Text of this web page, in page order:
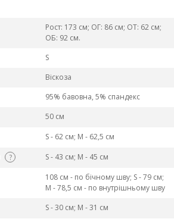
Рост: 173 см; ОГ: 86 см; ОТ: 62 см;
ОБ: 92 см.
S
Віскоза
95% бавовна, 5% спандекс
50 см
S - 62 см; M - 62,5 см
? S - 43 см; M - 45 см
108 см - по бічному шву; S - 79 см;
M - 78,5 см - по внутрішньому шву
S - 30 см; M - 31 см